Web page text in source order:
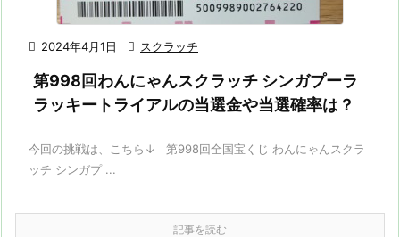
 2024年4月1日  スクラッチ
第998回わんにゃんスクラッチ シンガプーラ
ラッキートライアルの当選金や当選確率は？
今回の挑戦は、こちら↓ 第998回全国宝くじ わんにゃんスクラ
ッチ シンガプ ...
記事を読む